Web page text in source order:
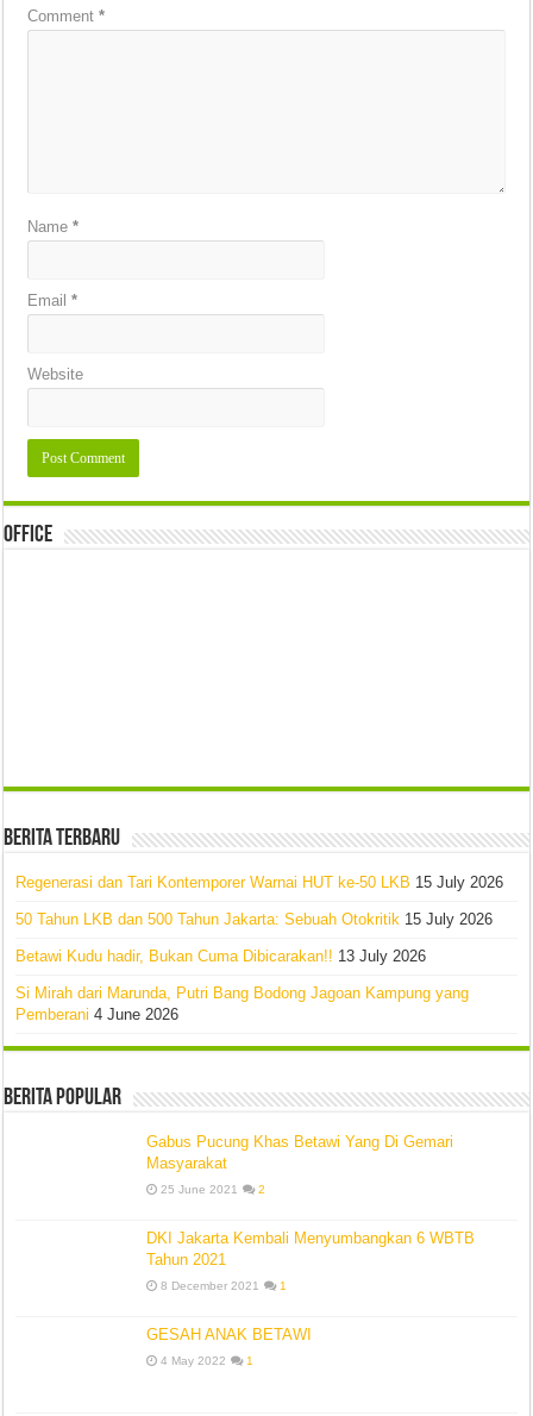
Comment*
Name*
Email*
Website
Office
Berita Terbaru
Regenerasi dan Tari Kontemporer Warnai HUT ke-50 LKB 15 July 2026
50 Tahun LKB dan 500 Tahun Jakarta: Sebuah Otokritik 15 July 2026
Betawi Kudu hadir, Bukan Cuma Dibicarakan!! 13 July 2026
Si Mirah dari Marunda, Putri Bang Bodong Jagoan Kampung yang
Pemberani 4 June 2026
Berita Popular
Gabus Pucung Khas Betawi Yang Di Gemari
Masyarakat
25 June 2021 2
DKI Jakarta Kembali Menyumbangkan 6 WBTB
Tahun 2021
8 December 2021 1
GESAH ANAK BETAWI
4 May 2022 1